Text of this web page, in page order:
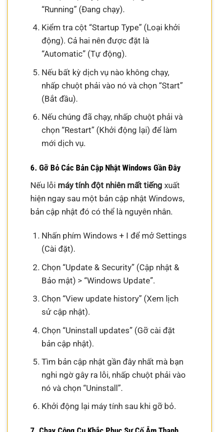
“Running” (Đang chạy).
Kiểm tra cột “Startup Type” (Loại khởi
động). Cả hai nên được đặt là
“Automatic” (Tự động).
Nếu bất kỳ dịch vụ nào không chạy,
nhấp chuột phải vào nó và chọn “Start”
(Bắt đầu).
Nếu chúng đã chạy, nhấp chuột phải và
chọn “Restart” (Khởi động lại) để làm
mới dịch vụ.
6. Gỡ Bỏ Các Bản Cập Nhật Windows Gần Đây
Nếu lỗi máy tính đột nhiên mất tiếng xuất
hiện ngay sau một bản cập nhật Windows,
bản cập nhật đó có thể là nguyên nhân.
Nhấn phím Windows + I để mở Settings
(Cài đặt).
Chọn “Update & Security” (Cập nhật &
Bảo mật) > “Windows Update”.
Chọn “View update history” (Xem lịch
sử cập nhật).
Chọn “Uninstall updates” (Gỡ cài đặt
bản cập nhật).
Tìm bản cập nhật gần đây nhất mà bạn
nghi ngờ gây ra lỗi, nhấp chuột phải vào
nó và chọn “Uninstall”.
Khởi động lại máy tính sau khi gỡ bỏ.